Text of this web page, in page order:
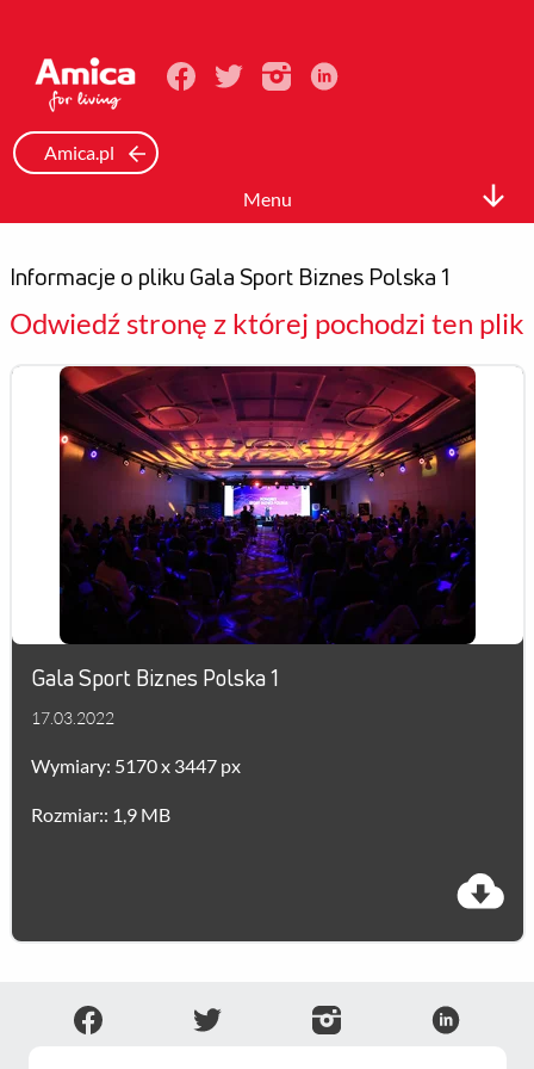
Amica.pl
Menu
Informacje Prasowe
Wideo
Mediateka
Kontakt
Informacje o pliku Gala Sport Biznes Polska 1
Odwiedź stronę z której pochodzi ten plik
Gala Sport Biznes Polska 1
17.03.2022
Wymiary: 5170 x 3447 px
Rozmiar:: 1,9 MB